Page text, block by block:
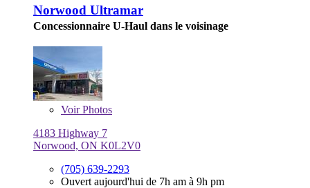
Norwood Ultramar
Concessionnaire U-Haul dans le voisinage
VoirPhotos
4183 Highway 7
Norwood, ON K0L2V0
(705) 639-2293
Ouvert aujourd'hui de 7h am à 9h pm